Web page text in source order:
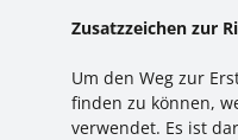
Zusatzzeichen zur
Um den Weg zur
finden zu können,
verwendet. Es ist